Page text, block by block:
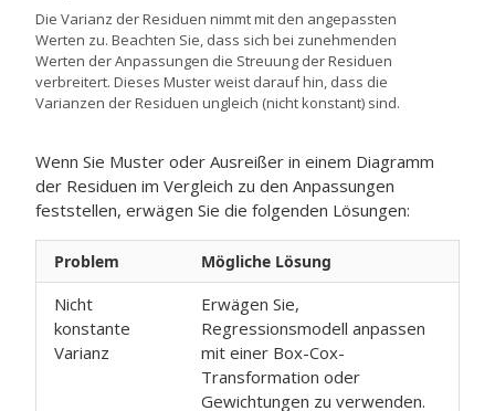
Die Varianz der Residuen nimmt mit den angepassten
Werten zu. Beachten Sie, dass sich bei zunehmenden
Werten der Anpassungen die Streuung der Residuen
verbreitert. Dieses Muster weist darauf hin, dass die
Varianzen der Residuen ungleich (nicht konstant) sind.
Wenn Sie Muster oder Ausreißer in einem Diagramm
der Residuen im Vergleich zu den Anpassungen
feststellen, erwägen Sie die folgenden Lösungen:
Problem Mögliche Lösung
Nicht
konstante
Varianz
Erwägen Sie,
Regressionsmodell anpassen
mit einer Box-Cox-
Transformation oder
Gewichtungen zu verwenden.